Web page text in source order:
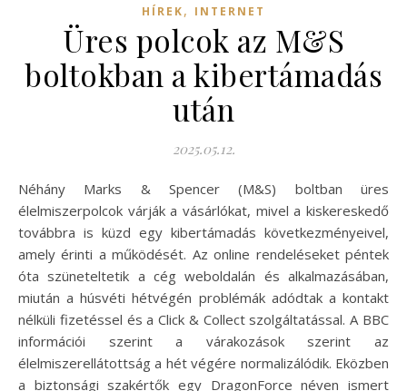
HÍREK, INTERNET
Üres polcok az M&S
boltokban a kibertámadás
után
2025.05.12.
Néhány Marks & Spencer (M&S) boltban üres
élelmiszerpolcok várják a vásárlókat, mivel a kiskereskedő
továbbra is küzd egy kibertámadás következményeivel,
amely érinti a működését. Az online rendeléseket péntek
óta szüneteltetik a cég weboldalán és alkalmazásában,
miután a húsvéti hétvégén problémák adódtak a kontakt
nélküli fizetéssel és a Click & Collect szolgáltatással. A BBC
információi szerint a várakozások szerint az
élelmiszerellátottság a hét végére normalizálódik. Eközben
a biztonsági szakértők egy DragonForce néven ismert